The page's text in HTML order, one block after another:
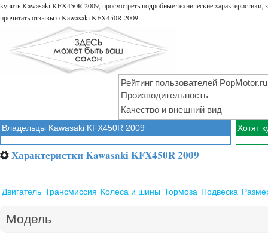
купить Kawasaki KFX450R 2009, просмотреть подробные технические
прочитать отзывы о Kawasaki KFX450R 2009.
Рейтинг пользователей PopMotor.ru
Производительность
Качество и внешний вид
Владельцы Kawasaki KFX450R 2009 Хотят
⚙ Характеристки Kawasaki KFX450R 2009
Двигатель Трансмиссия Колеса и шины Тормоза Подвеска
Модель